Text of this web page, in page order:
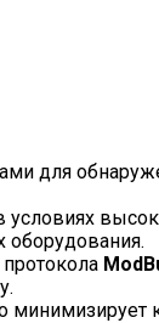
для
условиях
оборудования.